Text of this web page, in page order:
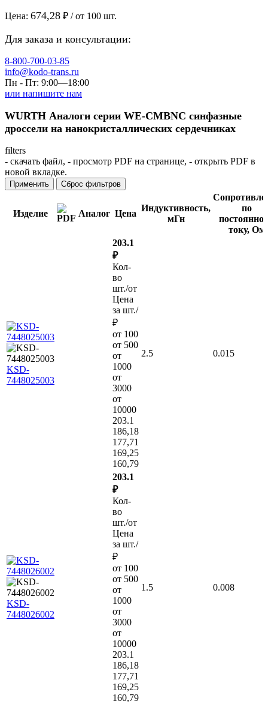
Цена: 674,28 ₽ / от 100 шт.
Для заказа и консультации:
8-800-700-03-85
info@kodo-trans.ru
Пн - Пт: 9:00—18:00
или напишите нам
WURTH Аналоги серии WE-CMBNC синфазные
дроссели на нанокристаллических сердечниках
filters
- скачать файл, - просмотр PDF на странице, - открыть PDF в
новой вкладке.
Применить Сброс фильтров
Изделие Аналог Цена
Индуктивность,
мГн
по
току, Ом
KSD-
7448025003
203.1
₽
Кол-
во
шт./от
Цена
за шт./
₽
от 100
от 500
от
1000
от
3000
от
10000
203.1
186,18
177,71
169,25
160,79
2.5 0.015
KSD-
7448026002
203.1
₽
Кол-
во
шт./от
Цена
за шт./
₽
от 100
от 500
от
1000
от
3000
от
10000
203.1
186,18
177,71
169,25
160,79
1.5 0.008